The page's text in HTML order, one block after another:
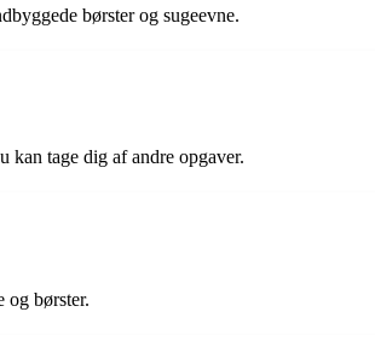
børster og sugeevne.
kan tage dig af andre opgaver.
og børster.